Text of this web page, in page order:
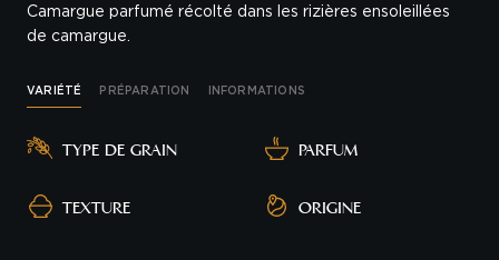
Camargue parfumé récolté dans les rizières ensoleillées
de camargue.
VARIÉTÉ PRÉPARATION INFORMATIONS
TYPE DE GRAIN PARFUM
TEXTURE ORIGINE